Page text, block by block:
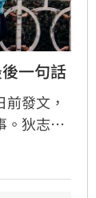
一句話
發文，
。狄志為
極少，